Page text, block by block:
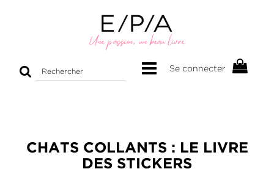
Rechercher
Se connecter
CHATS COLLANTS : LE LIVRE
DES STICKERS